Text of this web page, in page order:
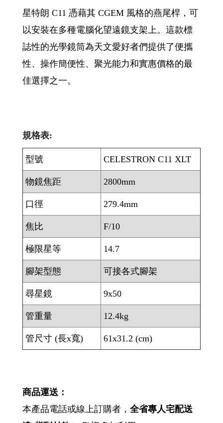
星特朗 C11 憑藉其 CGEM 風格的燕尾桿，可
以安裝在多種電腦化望遠鏡支架上。這款標
誌性的光學鏡筒為天文愛好者們提供了便攜
性、操作簡便性、聚光能力和實惠價格的最
佳選擇之一。
規格表:
型號 CELESTRON C11 XLT
物鏡焦距 2800mm
口徑 279.4mm
焦比 F/10
極限星等 14.7
腳架型態 可接各式腳架
尋星鏡 9x50
管重量 12.4kg
管尺寸 (長x寬) 61x31.2 (cm)
商品運送：
本產品電話或線上訂購者， 全省專人宅配送